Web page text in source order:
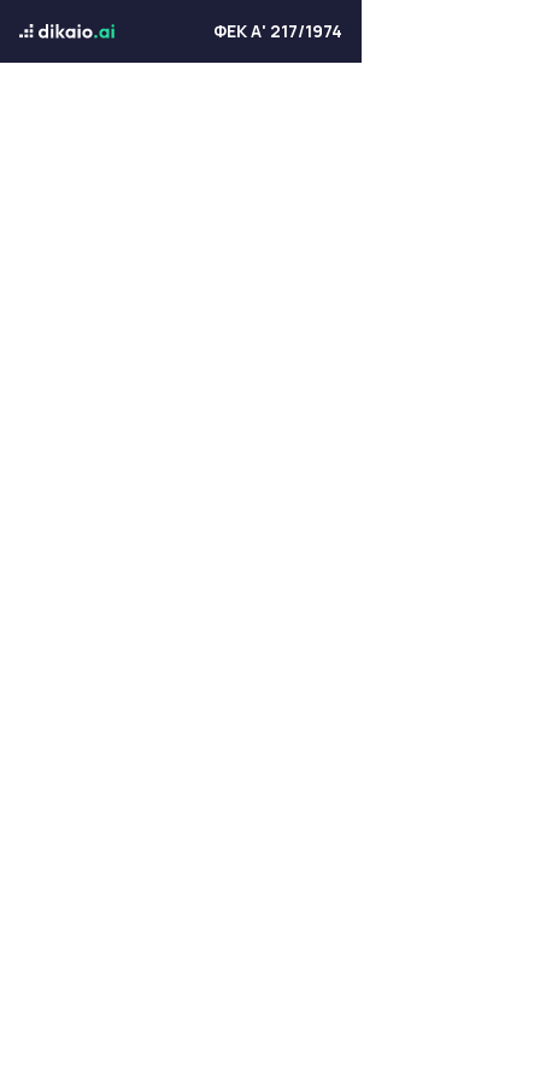
ΦΕΚ Α' 217/1974